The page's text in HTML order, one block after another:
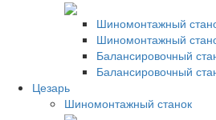
Шиномонтажный
Шиномонтажный
Балансировочный
Балансировочный
Цезарь
Шиномонтажный станок